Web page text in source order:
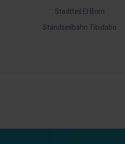
Stadtteil El Born
Standseilbahn Tibidabo